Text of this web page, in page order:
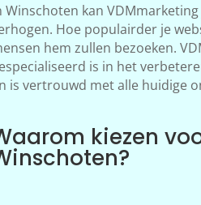
Winschoten kan
Hoe populairder je
hem zullen bezoeken.
is in het
is vertrouwd met alle huidige
kiezen